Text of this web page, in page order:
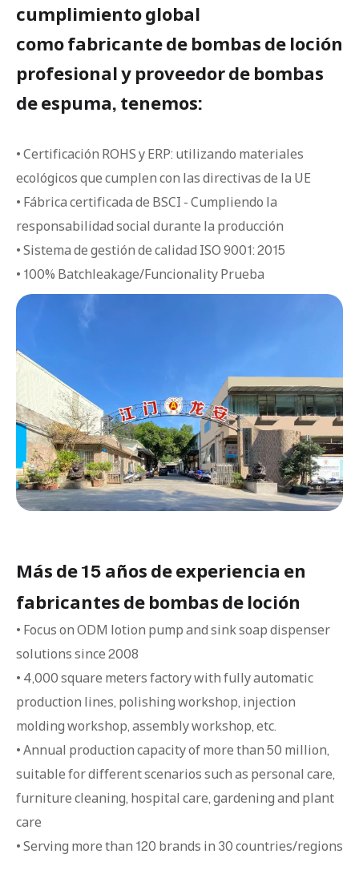
cumplimiento global
como fabricante de bombas de loción
profesional y proveedor de bombas
de espuma, tenemos:
• Certificación ROHS y ERP: utilizando materiales
ecológicos que cumplen con las directivas de la UE
• Fábrica certificada de BSCI - Cumpliendo la
responsabilidad social durante la producción
• Sistema de gestión de calidad ISO 9001: 2015
• 100% Batchleakage/Funcionality Prueba
Más de 15 años de experiencia en
fabricantes de bombas de loción
• Focus on ODM lotion pump and sink soap dispenser
solutions since 2008
• 4,000 square meters factory with fully automatic
production lines, polishing workshop, injection
molding workshop, assembly workshop, etc.
• Annual production capacity of more than 50 million,
suitable for different scenarios such as personal care,
furniture cleaning, hospital care, gardening and plant
care
• Serving more than 120 brands in 30 countries/regions